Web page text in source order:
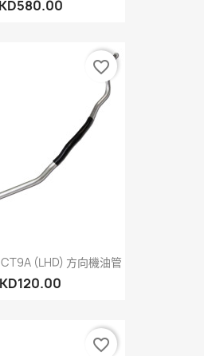
(LHD) 方向機油管
favorite_border
favorite_border